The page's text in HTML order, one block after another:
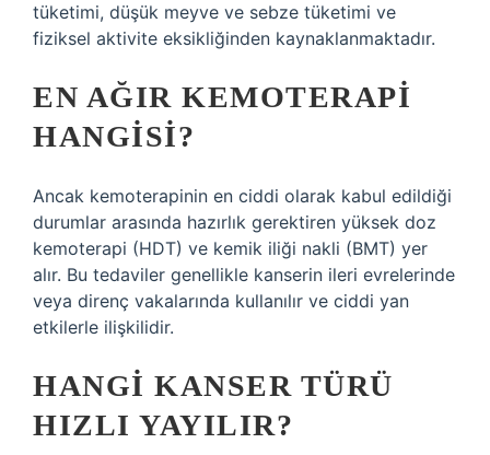
tüketimi, düşük meyve ve sebze tüketimi ve
fiziksel aktivite eksikliğinden kaynaklanmaktadır.
EN AĞIR KEMOTERAPI
HANGISI?
Ancak kemoterapinin en ciddi olarak kabul edildiği
durumlar arasında hazırlık gerektiren yüksek doz
kemoterapi (HDT) ve kemik iliği nakli (BMT) yer
alır. Bu tedaviler genellikle kanserin ileri evrelerinde
veya direnç vakalarında kullanılır ve ciddi yan
etkilerle ilişkilidir.
HANGI KANSER TÜRÜ
HIZLI YAYILIR?